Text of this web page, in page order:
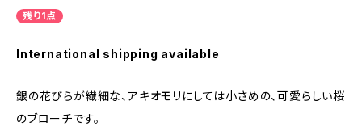
残り1点
International shipping available
銀の花びらが繊細な、アキオモリにしては小さめの、可愛らしい桜
のブローチです。